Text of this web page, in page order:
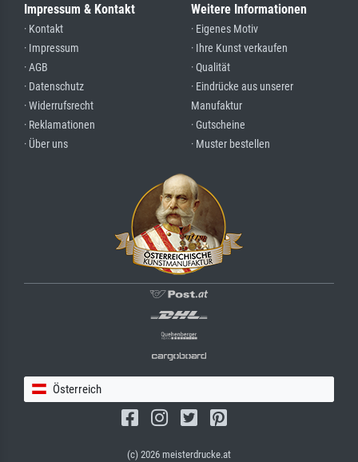
Impressum & Kontakt
· Kontakt
· Impressum
· AGB
· Datenschutz
· Widerrufsrecht
· Reklamationen
· Über uns
Weitere Informationen
· Eigenes Motiv
· Ihre Kunst verkaufen
· Qualität
· Eindrücke aus unserer
Manufaktur
· Gutscheine
· Muster bestellen
Österreich
(c) 2026 meisterdrucke.at